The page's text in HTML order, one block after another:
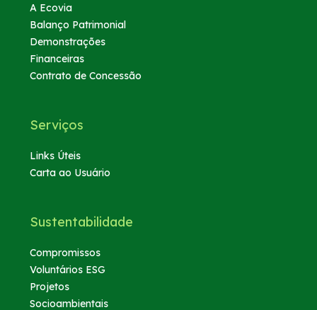
A Ecovia
Balanço Patrimonial
Demonstrações
Financeiras
Contrato de Concessão
Serviços
Links Úteis
Carta ao Usuário
Sustentabilidade
Compromissos
Voluntários ESG
Projetos
Socioambientais